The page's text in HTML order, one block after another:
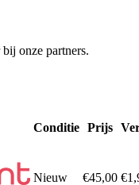
onze partners.
Conditie Prijs
Nieuw €45,00